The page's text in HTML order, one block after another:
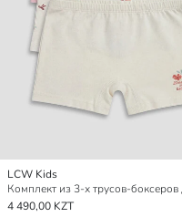
LCW Kids
4 490,00 KZT